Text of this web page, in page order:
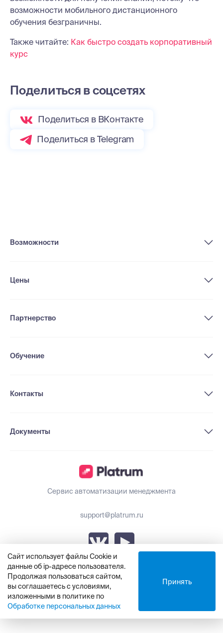
Сайт использует файлы Cookie и
данные об ip-адресе пользователя.
Продолжая пользоваться сайтом,
вы соглашаетесь с условиями,
изложенными в политике по
Обработке персональных данных
Принять
возможности мобильного дистанционного
обучения безграничны.
Также читайте: Как быстро создать корпоративный
курс
Поделиться в соцсетях
Поделиться в ВКонтакте
Поделиться в Telegram
Сервис автоматизации менеджмента
support@platrum.ru
Возможности
Цены
Партнерство
Обучение
Контакты
Документы
© ООО «Платрум», 2021 - 2025